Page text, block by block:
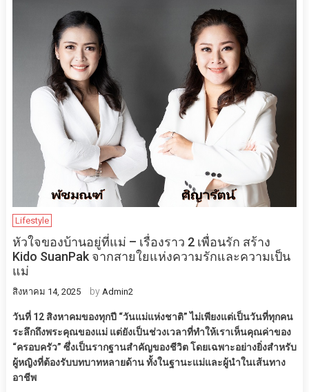
Lifestyle
หัวใจของบ้านอยู่ที่แม่ – เรื่องราว 2 เพื่อนรัก สร้าง
Kido SuanPak จากสายใยแห่งความรักและความเป็น
แม่
สิงหาคม 14, 2025 by Admin2
วันที่ 12 สิงหาคมของทุกปี “วันแม่แห่งชาติ” ไม่เพียงแต่เป็นวันที่ทุกคน
ระลึกถึงพระคุณของแม่ แต่ยังเป็นช่วงเวลาที่ทำให้เราเห็นคุณค่าของ
“ครอบครัว” ซึ่งเป็นรากฐานสำคัญของชีวิต โดยเฉพาะอย่างยิ่งสำหรับ
ผู้หญิงที่ต้องรับบทบาทหลายด้าน ทั้งในฐานะแม่และผู้นำในเส้นทาง
อาชีพ